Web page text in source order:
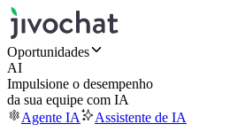
Oportunidades
AI
Impulsione o desempenho
da sua equipe com IA
Agente IA
Assistente de IA